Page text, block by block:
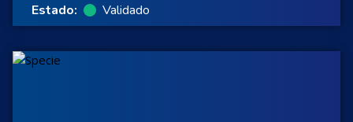
Estado:
Validado